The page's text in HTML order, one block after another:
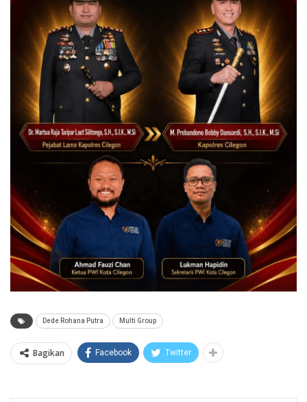
Dede Rohana Putra Multi Group
Bagikan Facebook Twitter